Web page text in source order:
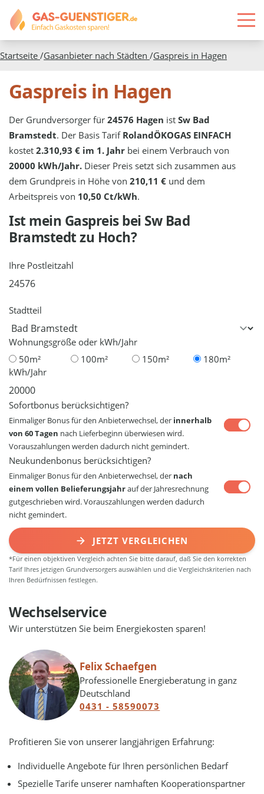
Startseite /Gasanbieter nach Städten /Gaspreis in Hagen
Gaspreis in Hagen
Der Grundversorger für24576 Hagen istSw Bad
Bramstedt. Der Basis Tarif RolandÖKOGAS EINFACH
kostet2.310,93 € im 1. Jahr bei einem Verbrauch von
20000 kWh/Jahr. Dieser Preis setzt sich zusammen aus
dem Grundpreis in Höhe von210,11 € und dem
Arbeitspreis von 10,50 Ct/kWh.
Ist mein Gaspreis bei Sw Bad
Bramstedtzu Hoch?
Ihre Postleitzahl
Stadtteil
Wohnungsgröße oder kWh/Jahr
50m²
100m² 150m²
180m²
kWh/Jahr
Sofortbonus berücksichtigen?
Einmaliger Bonus für den Anbieterwechsel, der innerhalb
von 60 Tagen nach Lieferbeginn überwiesen wird.
Vorauszahlungen werden dadurch nicht gemindert.
Neukundenbonus berücksichtigen?
Einmaliger Bonus für den Anbieterwechsel, der nach
einem vollen Belieferungsjahrauf der Jahresrechnung
gutgeschrieben wird. Vorauszahlungen werden dadurch
nicht gemindert.
JETZT VERGLEICHEN
*Für einen objektiven Vergleich achten Sie bitte darauf, daß Sie den korrekten
Tarif Ihres jetzigen Grundversorgers auswählen und die Vergleichskriterien nach
Ihren Bedürfnissen festlegen.
Wechselservice
Wir unterstützen Sie beim Energiekosten sparen!
Felix Schaefgen
Professionelle Energieberatung in ganz
Deutschland
0431 - 58590073
Profitieren Sie von unserer langjährigen Erfahrung:
Individuelle Angebote für Ihren persönlichen Bedarf
Spezielle Tarife unserer namhaften Kooperationspartner